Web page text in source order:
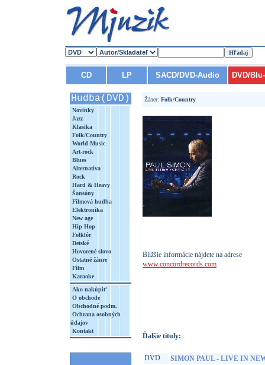
CD LP SACD/DVD-Audio DVD/
Hudba(DVD)
Novinky
Jazz
Klasika
Folk/Country
World Music
Art-rock
Blues
Alternatíva
Rock
Hard & Heavy
Šansóny
Filmová hudba
Elektronika
New age
Hip Hop
Folklór
Detské
Hovorené slovo
Ostatné žánre
Film
Karaoke
Ako nakúpiť
O obchode
Obchodné podm.
Ochrana osobných
údajov
Kontakt
Žáner: Folk/Country
Bližšie informácie nájdete na adrese
www.concordrecords.com
Ďalšie tituly:
DVD
SIMON PAUL - LIVE IN